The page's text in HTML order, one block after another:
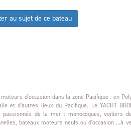
au sujet de ce bateau
d'occasion dans la zone Pacifique : en
et d'autres lieux du Pacifique. Le YACHT
de la mer : monocoques, voiliers
bateaux moteurs neufs ou d'occasion ...à